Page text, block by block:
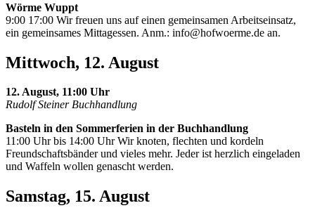
Wörme Wuppt
9:00 17:00 Wir freuen uns auf einen gemeinsamen Arbeitseinsatz,
ein gemeinsames Mittagessen. Anm.: info@hofwoerme.de an.
Mittwoch, 12. August
12. August, 11:00 Uhr
Rudolf Steiner Buchhandlung
Basteln in den Sommerferien in der Buchhandlung
11:00 Uhr bis 14:00 Uhr Wir knoten, flechten und kordeln
Freundschaftsbänder und vieles mehr. Jeder ist herzlich eingeladen
und Waffeln wollen genascht werden.
Samstag, 15. August